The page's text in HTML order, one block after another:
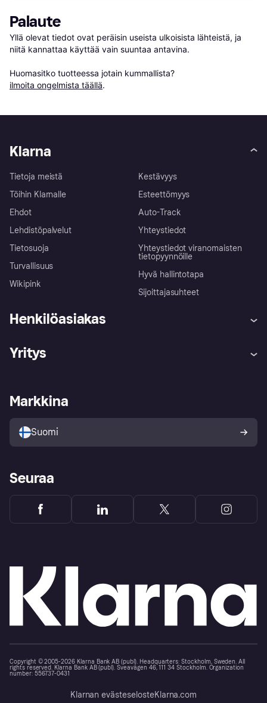
Palaute
Yllä olevat tiedot ovat peräisin useista ulkoisista lähteistä, ja
niitä kannattaa käyttää vain suuntaa antavina.
Huomasitko tuotteessa jotain kummallista?
ilmoita ongelmista täällä.
Klarna
Tietoja meistä
Töihin Klarnalle
Ehdot
Lehdistöpalvelut
Tietosuoja
Turvallisuus
Wikipink
Kestävyys
Esteettömyys
Auto-Track
Yhteystiedot
Yhteystiedot viranomaisten
tietopyynnöille
Hyvä hallintotapa
Sijoittajasuhteet
Henkilöasiakas
Ohje
Kirjaudu sisään
Tutustu kauppoihin
Ostajan turva
Yritys
Kirjaudu sisään yrityksenä
Markkina
Suomi
Seuraa
Copyright © 2005-2026 Klarna Bank AB (publ). Headquarters: Stockholm, Sweden. All
rights reserved. Klarna Bank AB (publ). Sveavägen 46, 111 34 Stockholm. Organization
number: 556737-0431
Klarnan evästeselosteKlarna.com